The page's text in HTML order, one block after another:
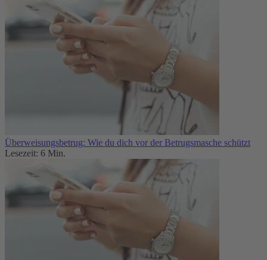
Überweisungsbetrug: Wie du dich vor der Betrugsmasche schützt
Lesezeit: 6 Min.